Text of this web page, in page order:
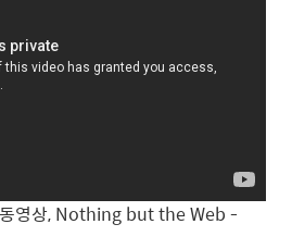
영상, Nothing but the Web -